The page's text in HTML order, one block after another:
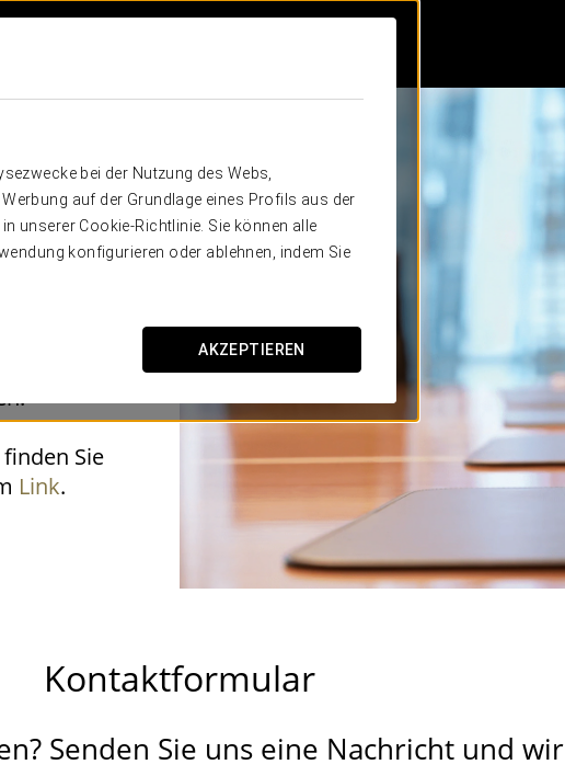
bei der Nutzung des Webs,
auf der Grundlage eines Profils aus der
unserer Cookie-Richtlinie. Sie können alle
konfigurieren oder ablehnen, indem Sie
AKZEPTIEREN
und wir
Sie
Link.
Kontaktformular
Senden Sie uns eine Nachricht und wir